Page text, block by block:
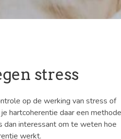
stress
op de werking van stress of
hartcoherentie daar een methode
dan interessant om te weten hoe
werkt.